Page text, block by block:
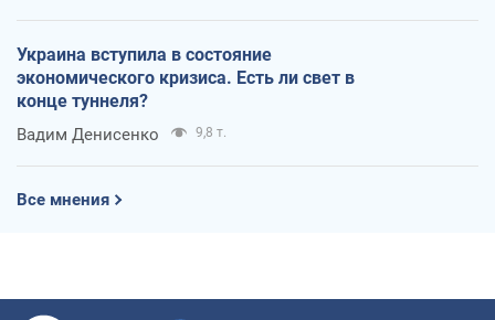
Украина вступила в состояние
экономического кризиса. Есть ли свет в
конце туннеля?
Вадим Денисенко 9,8 т.
Все мнения